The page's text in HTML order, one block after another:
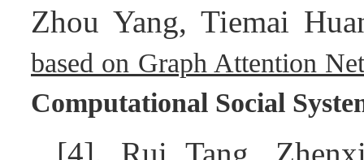
Zhou Yang, Tiemai
based on Graph Attention
Computational Social